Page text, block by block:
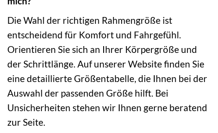
Die Wahl der richtigen Rahmengröße ist
entscheidend für Komfort und Fahrgefühl.
Orientieren Sie sich an Ihrer Körpergröße und
der Schrittlänge. Auf unserer Website finden Sie
eine detaillierte Größentabelle, die Ihnen bei der
Auswahl der passenden Größe hilft. Bei
Unsicherheiten stehen wir Ihnen gerne beratend
zur Seite.